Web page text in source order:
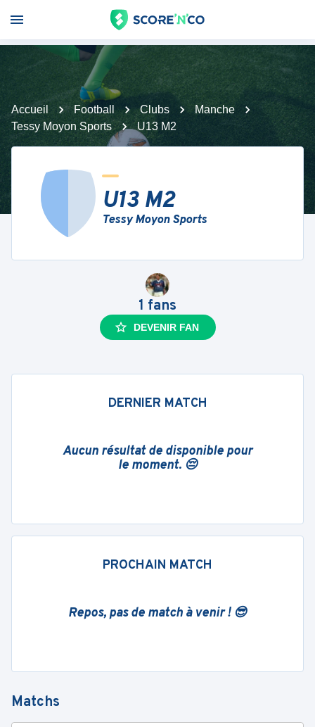
Accueil Football Clubs
Manche
Tessy Moyon Sports
U13 M2
U13 M2
Tessy Moyon Sports
1 fans
DEVENIR FAN
DERNIER MATCH
Aucun résultat de disponible pour
le moment. 😔
PROCHAIN MATCH
Repos, pas de match à venir ! 😎
Matchs